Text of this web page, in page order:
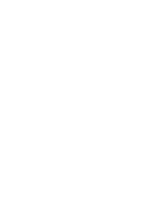
Segui